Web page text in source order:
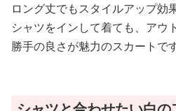
ロング丈でもスタイルアップ効
シャツをインして着ても、アウ
勝手の良さが魅力のスカートです